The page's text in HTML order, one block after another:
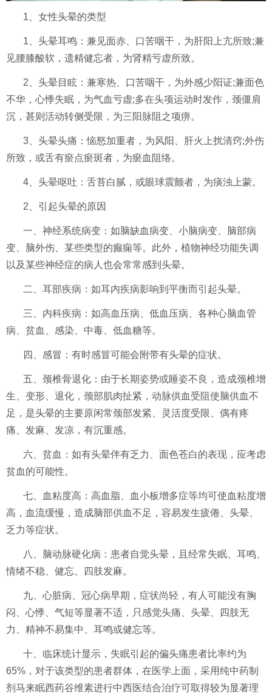
1、女性头晕的类型
1、头晕耳鸣：兼见面赤、口苦咽干，为肝阳上亢所致;兼
见腰膝酸软，遗精健忘者，为肾精亏虚所致。
2、头晕目眩：兼寒热、口苦咽干，为外感少阳证;兼面色
不华，心悸失眠，为气血亏虚;多在头项运动时发作，颈僵肩
沉，甚则活动转侧受限，为三阳脉阻之项痹。
3、头晕头痛：恼怒加重者，为风阳、肝火上扰清窍;外伤
所致，或舌有瘀点瘀斑者，为瘀血阻络。
4、头晕呕吐：舌苔白腻，或眼球震颤者，为痰浊上蒙。
2、引起头晕的原因
一、神经系统病变：如脑缺血病变、小脑病变、脑部病
变、脑外伤、某些类型的癫痫等。此外，植物神经功能失调
以及某些神经症的病人也会常常感到头晕。
二、耳部疾病：如耳内疾病影响到平衡而引起头晕。
三、内科疾病：如高血压病、低血压病、各种心脑血管
病、贫血、感染、中毒、低血糖等。
四、感冒：有时感冒可能会附带有头晕的症状。
五、颈椎骨退化：由于长期姿势或睡姿不良，造成颈椎增
生、变形、退化，颈部肌肉扯紧，动脉供血受阻使脑供血不
足，是头晕的主要原闲常颈部发紧、灵活度受限、偶有疼
痛、发麻、发凉，有沉重感。
六、贫血：如有头晕伴有乏力、面色苍白的表现，应考虑
贫血的可能性。
七、血粘度高：高血脂、血小板增多症等均可使血粘度增
高，血流缓慢，造成脑部供血不足，容易发生疲倦、头晕、
乏力等症状。
八、脑动脉硬化病：患者自觉头晕，且经常失眠、耳鸣、
情绪不稳、健忘、四肢发麻。
九、心脏病、冠心病早期，症状尚轻，有人可能没有胸
闷、心悸、气短等显著不适，只感觉头痛、头晕、四肢无
力、精神不易集中、耳鸣或健忘等。
十、临床统计显示，失眠引起的偏头痛患者比率约为
65%，对于该类型的患者群体，在医学上面，采用纯中药制
剂马来眠西药谷维素进行中西医结合治疗可取得较为显著理